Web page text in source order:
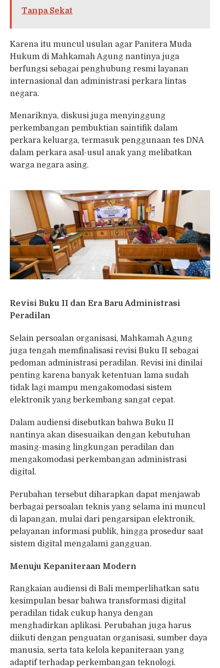
Tanpa Sekat
Karena itu muncul usulan agar Panitera Muda
Hukum di Mahkamah Agung nantinya juga
berfungsi sebagai penghubung resmi layanan
internasional dan administrasi perkara lintas
negara.
Menariknya, diskusi juga menyinggung
perkembangan pembuktian saintifik dalam
perkara keluarga, termasuk penggunaan tes DNA
dalam perkara asal-usul anak yang melibatkan
warga negara asing.
Revisi Buku II dan Era Baru Administrasi
Peradilan
Selain persoalan organisasi, Mahkamah Agung
juga tengah memfinalisasi revisi Buku II sebagai
pedoman administrasi peradilan. Revisi ini dinilai
penting karena banyak ketentuan lama sudah
tidak lagi mampu mengakomodasi sistem
elektronik yang berkembang sangat cepat.
Dalam audiensi disebutkan bahwa Buku II
nantinya akan disesuaikan dengan kebutuhan
masing-masing lingkungan peradilan dan
mengakomodasi perkembangan administrasi
digital.
Perubahan tersebut diharapkan dapat menjawab
berbagai persoalan teknis yang selama ini muncul
di lapangan, mulai dari pengarsipan elektronik,
pelayanan informasi publik, hingga prosedur saat
sistem digital mengalami gangguan.
Menuju Kepaniteraan Modern
Rangkaian audiensi di Bali memperlihatkan satu
kesimpulan besar bahwa transformasi digital
peradilan tidak cukup hanya dengan
menghadirkan aplikasi. Perubahan juga harus
diikuti dengan penguatan organisasi, sumber daya
manusia, serta tata kelola kepaniteraan yang
adaptif terhadap perkembangan teknologi.